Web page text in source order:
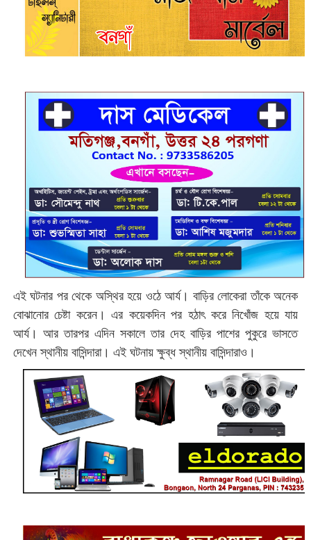
এই ঘটনার পর থেকে অস্থির হয়ে ওঠে আর্য। বাড়ির লোকেরা তাঁকে অনেক
বোঝানোর চেষ্টা করেন। এর কয়েকদিন পর হঠাৎ করে নিখোঁজ হয়ে যায়
আর্য। আর তারপর এদিন সকালে তার দেহ বাড়ির পাশের পুকুরে ভাসতে
দেখেন স্থানীয় বাসিন্দারা। এই ঘটনায় ক্ষুব্ধ স্থানীয় বাসিন্দারাও।